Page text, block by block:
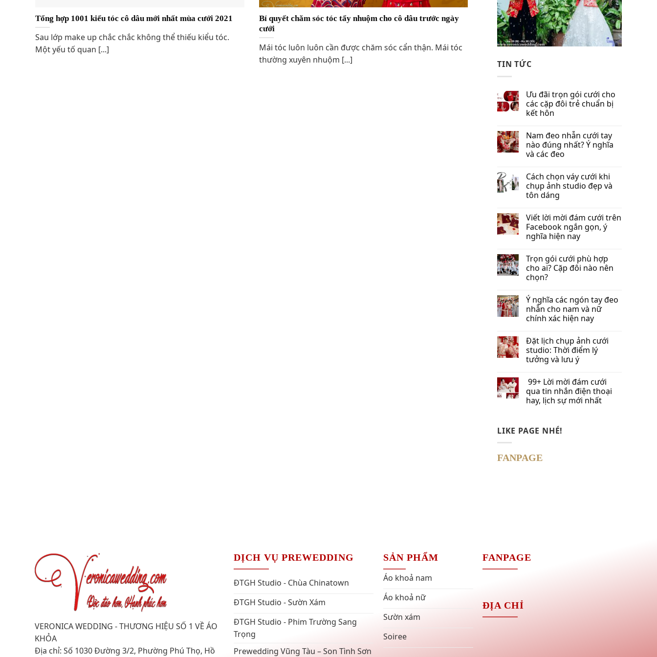
Tổng hợp 1001 kiểu tóc cô dâu mới nhất mùa cưới 2021
Sau lớp make up chắc chắc không thể thiếu kiểu tóc.
Một yếu tố quan [...]
Bí quyết chăm sóc tóc tẩy nhuộm cho cô dâu trước ngày
cưới
Mái tóc luôn luôn cần được chăm sóc cẩn thận. Mái tóc
thường xuyên nhuộm [...]
TIN TỨC
Ưu đãi trọn gói cưới cho
các cặp đôi trẻ chuẩn bị
kết hôn
Nam đeo nhẫn cưới tay
nào đúng nhất​? Ý nghĩa
và các đeo
Cách chọn váy cưới khi
chụp ảnh studio đẹp và
tôn dáng
Viết lời mời đám cưới trên
Facebook​ ngắn gọn, ý
nghĩa hiện nay
Trọn gói cưới phù hợp
cho ai? Cặp đôi nào nên
chọn?
Ý nghĩa các ngón tay đeo
nhẫn cho nam và nữ
chính xác hiện nay
Đặt lịch chụp ảnh cưới
studio: Thời điểm lý
tưởng và lưu ý
99+ Lời mời đám cưới
qua tin nhắn​ điện thoại
hay, lịch sự mới nhất
LIKE PAGE NHÉ!
FANPAGE
VERONICA WEDDING - THƯƠNG HIỆU SỐ 1 VỀ ÁO
KHỎA
Địa chỉ: Số 1030 Đường 3/2, Phường Phú Thọ, Hồ
DỊCH VỤ PREWEDDING
ĐTGH Studio - Chùa Chinatown
ĐTGH Studio - Sườn Xám
ĐTGH Studio - Phim Trường Sang
Trọng
Prewedding Vũng Tàu – Son Tình Sơn
SẢN PHẨM
Áo khoả nam
Áo khoả nữ
Sườn xám
Soiree
FANPAGE
ĐỊA CHỈ